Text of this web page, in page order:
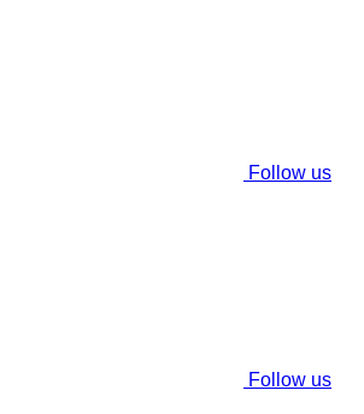
Follow us
Follow us